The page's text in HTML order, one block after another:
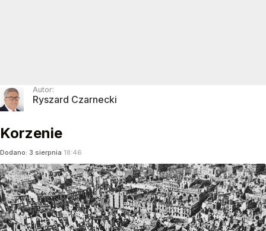
Autor:
Ryszard Czarnecki
Korzenie
Dodano: 3 sierpnia 18:46